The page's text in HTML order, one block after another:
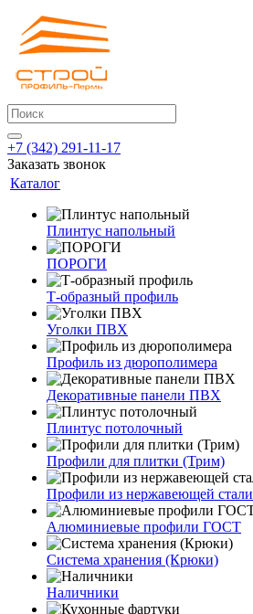
+7 (342) 291-11-17
Заказать звонок
Каталог
Плинтус напольный
ПОРОГИ
Т-образный профиль
Уголки ПВХ
Профиль из дюрополимера
Декоративные панели ПВХ
Плинтус потолочный
Профили для плитки (Трим)
Профили из нержавеющей стали
Алюминиевые профили ГОСТ
Система хранения (Крюки)
Наличники